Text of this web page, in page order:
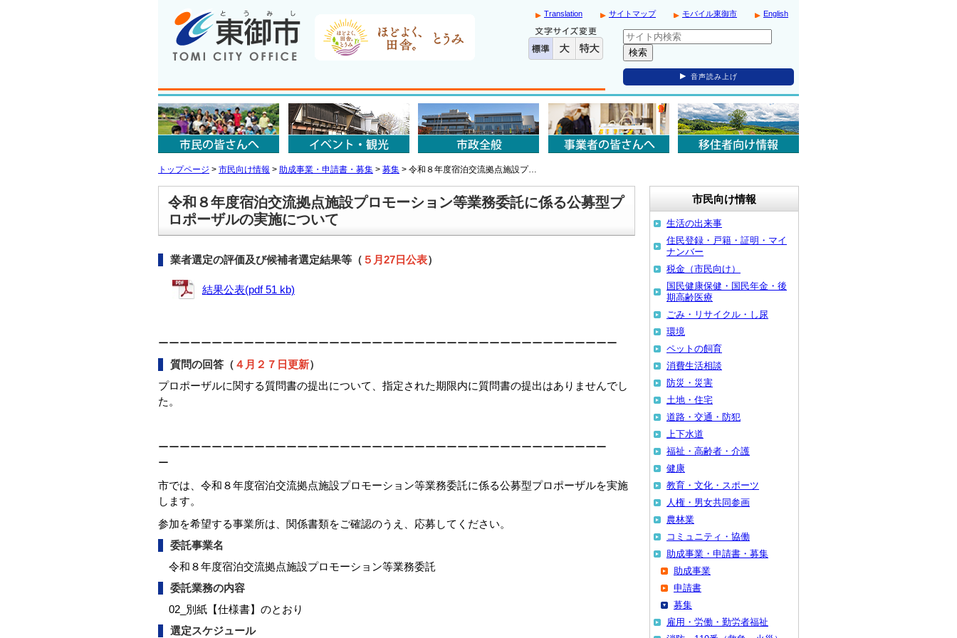
English
モバイル東御市
サイトマップ
Translation
音声読み上げ
トップページ > 市民向け情報 > 助成事業・申請書・募集 > 募集 > 令和８年度宿泊交流拠点施設プ…
令和８年度宿泊交流拠点施設プロモーション等業務委託に係る公募型プ
ロポーザルの実施について
業者選定の評価及び候補者選定結果等（ ５月27日公表）
結果公表(pdf 51 kb)
ーーーーーーーーーーーーーーーーーーーーーーーーーーーーーーーーーーーーーーーーーーー
質問の回答（ ４月２７日更新）
プロポーザルに関する質問書の提出について、指定された期限内に質問書の提出はありませんでし
た。
ーーーーーーーーーーーーーーーーーーーーーーーーーーーーーーーーーーーーーーーーーー
ー
市では、令和８年度宿泊交流拠点施設プロモーション等業務委託に係る公募型プロポーザルを実施
します。
参加を希望する事業所は、関係書類をご確認のうえ、応募してください。
委託事業名
令和８年度宿泊交流拠点施設プロモーション等業務委託
委託業務の内容
02_別紙【仕様書】のとおり
選定スケジュール
市民向け情報
生活の出来事
住民登録・戸籍・証明・マイ
ナンバー
税金（市民向け）
国民健康保健・国民年金・後
期高齢医療
ごみ・リサイクル・し尿
環境
ペットの飼育
消費生活相談
防災・災害
土地・住宅
道路・交通・防犯
上下水道
福祉・高齢者・介護
健康
教育・文化・スポーツ
人権・男女共同参画
農林業
コミュニティ・協働
助成事業・申請書・募集
助成事業
申請書
募集
雇用・労働・勤労者福祉